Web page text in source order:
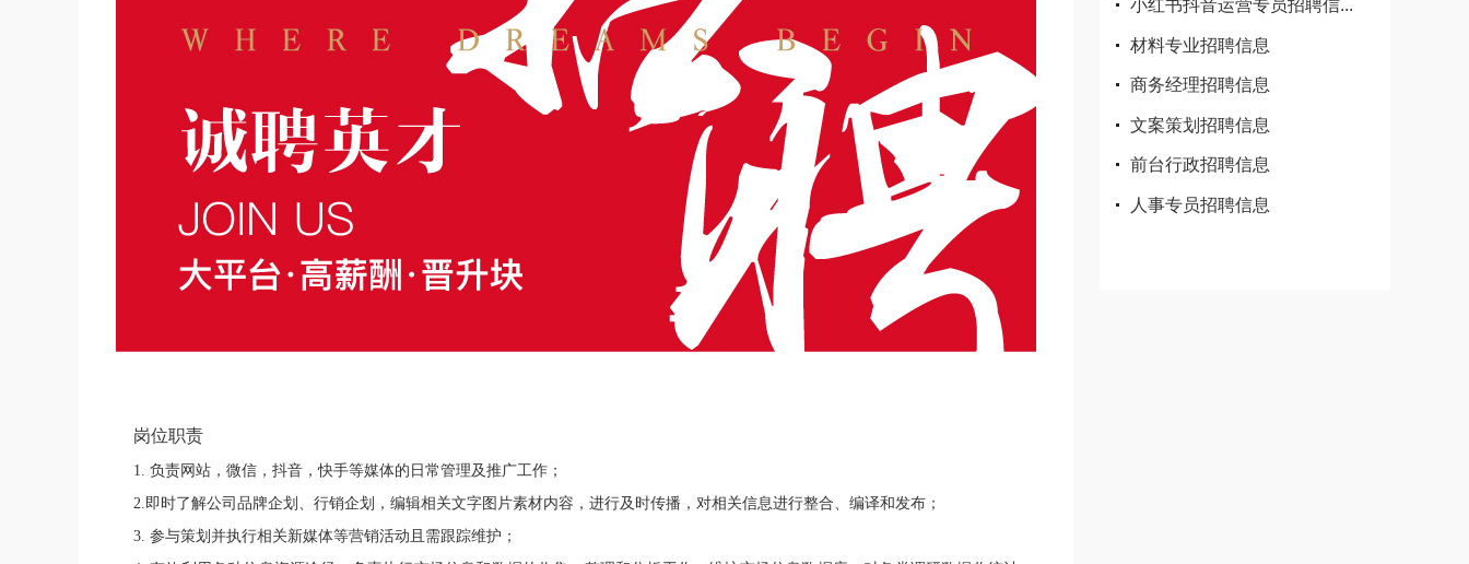
岗位职责
1. 负责网站，微信，抖音，快手等媒体的日常管理及推广工作；
2.即时了解公司品牌企划、行销企划，编辑相关文字图片素材内容，进行及时传播，对相关信息进行整合、编译和发布；
3. 参与策划并执行相关新媒体等营销活动且需跟踪维护；
小红书抖音运营专员招聘信...
材料专业招聘信息
商务经理招聘信息
文案策划招聘信息
前台行政招聘信息
人事专员招聘信息